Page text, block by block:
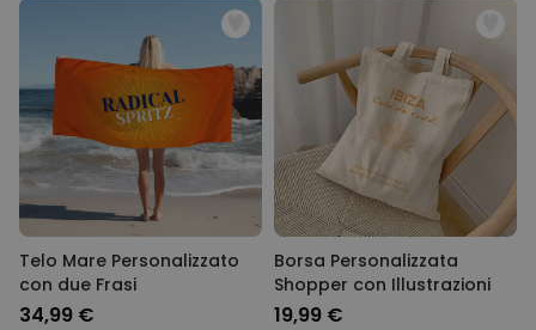
Telo Mare Personalizzato
con due Frasi
34,99 €
Borsa Personalizzata
Shopper con Illustrazioni
19,99 €